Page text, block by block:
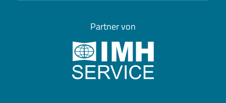
Partner von